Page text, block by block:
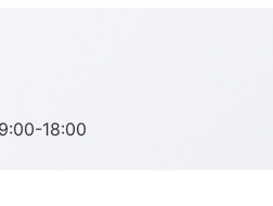
18:00